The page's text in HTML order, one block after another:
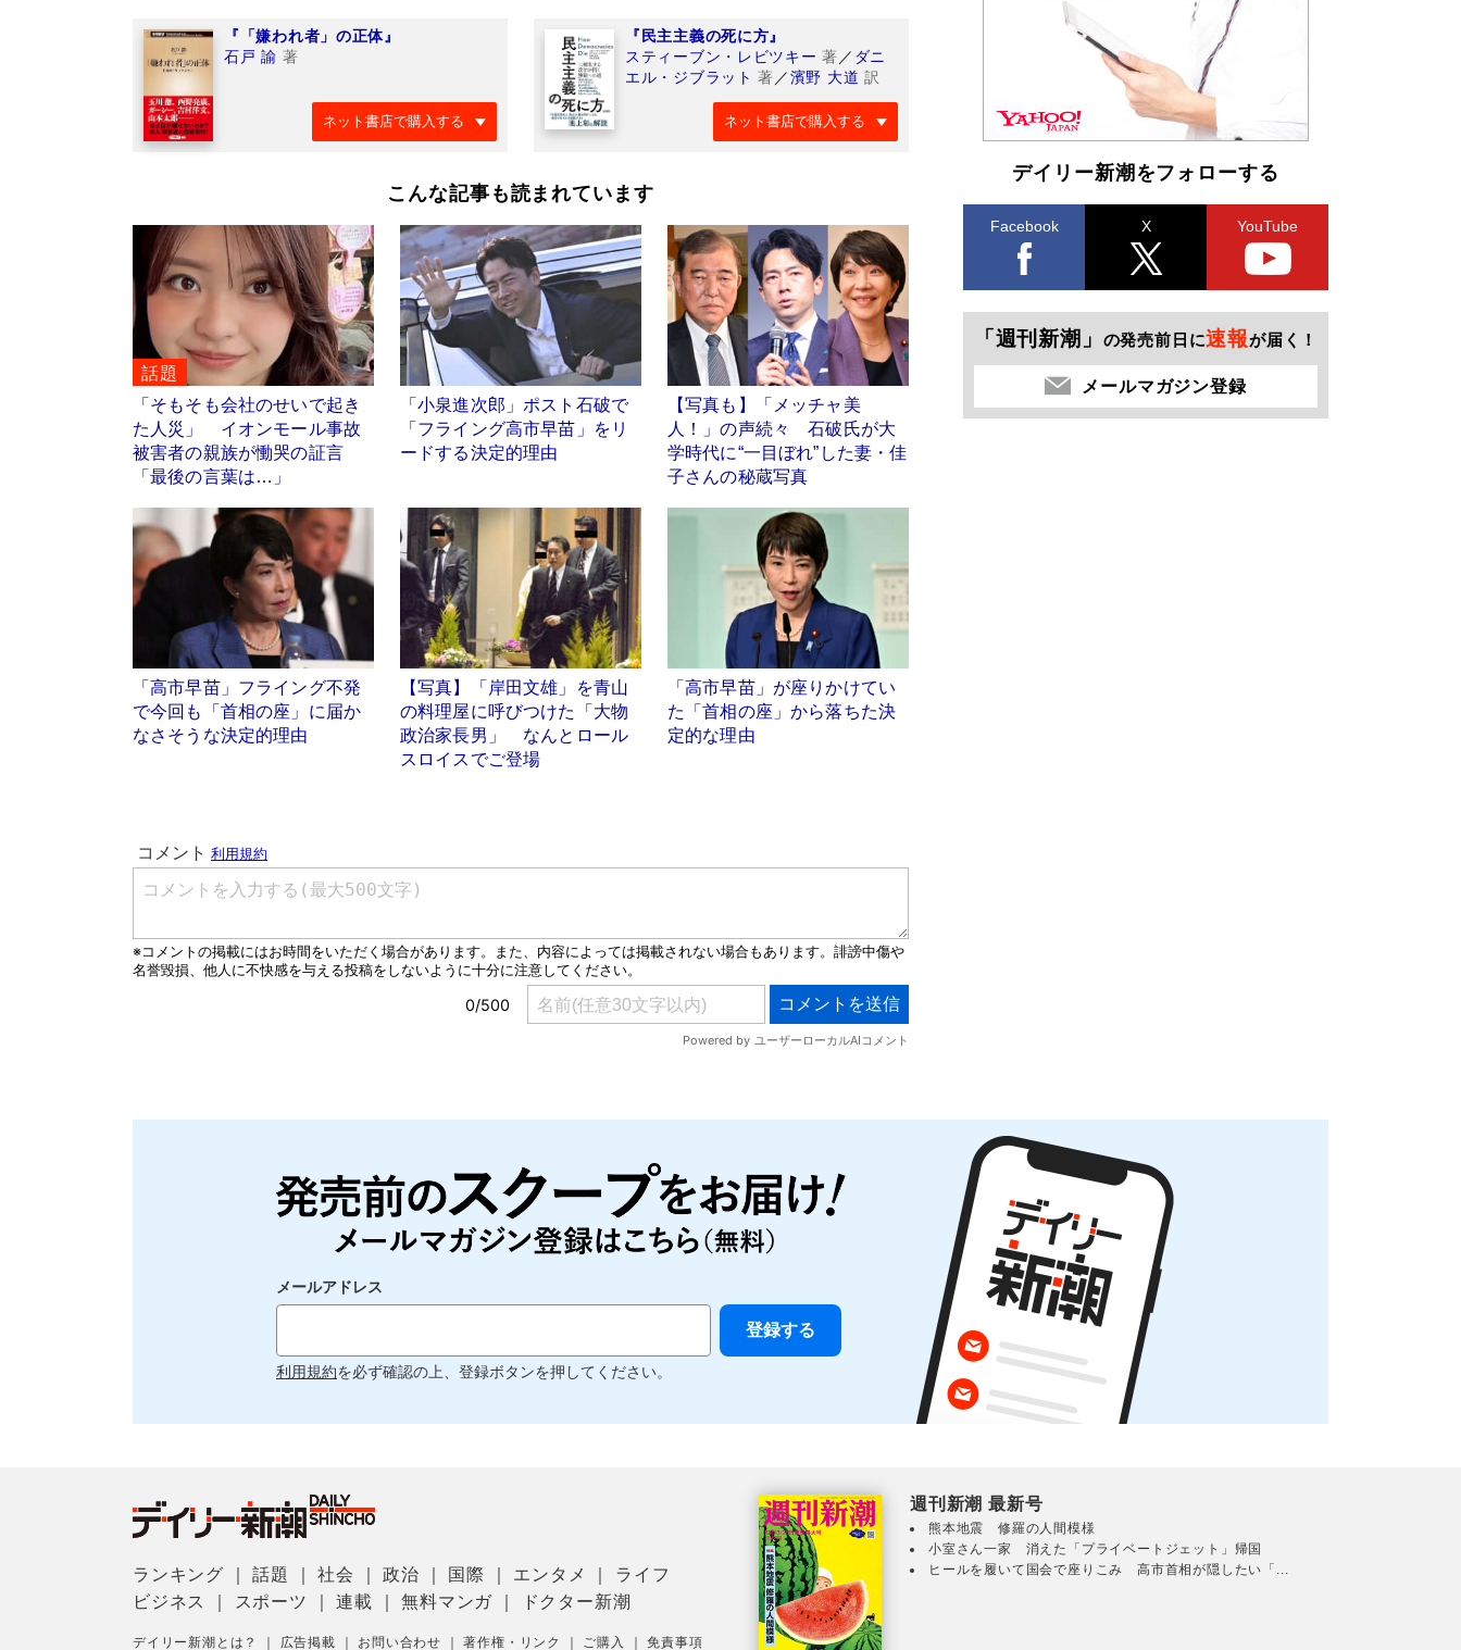
『「嫌われ者」の正体』
石戸 諭 著
ネット書店で購入する
『民主主義の死に方』
スティーブン・レビツキー 著 ／ ダニ
エル・ジブラット 著 ／濱野 大道 訳
ネット書店で購入する
こんな記事も読まれています
話題
「そもそも会社のせいで起き
た人災」 イオンモール事故
被害者の親族が慟哭の証言
「最後の言葉は…」
「小泉進次郎」ポスト石破で
「フライング高市早苗」をリ
ードする決定的理由
【写真も】「メッチャ美
人！」の声続々 石破氏が大
学時代に“一目ぼれ”した妻・佳
子さんの秘蔵写真
「高市早苗」フライング不発
で今回も「首相の座」に届か
なさそうな決定的理由
【写真】「岸田文雄」を青山
の料理屋に呼びつけた「大物
政治家長男」 なんとロール
スロイスでご登場
「高市早苗」が座りかけてい
た「首相の座」から落ちた決
定的な理由
デイリー新潮をフォローする
Facebook X YouTube
「週刊新潮」 の発売前日に速報が届く！
メールマガジン登録
メールアドレス
利用規約を必ず確認の上、登録ボタンを押してください。
ランキング ｜話題 ｜社会 ｜政治 国際 エンタメ
ライフ
ビジネス
スポーツ ｜連載 ｜無料マンガ ドクター新潮
デイリー新潮とは？ 広告掲載 お問い合わせ ｜著作権・リンク ご購入 ｜免責事項
週刊新潮 最新号
熊本地震 修羅の人間模様
小室さん一家 消えた「プライベートジェット」帰国
ヒールを履いて国会で座りこみ 高市首相が隠したい「...